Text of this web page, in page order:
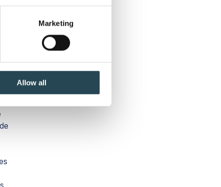
meters
who may combine it with
Marketing
Allow all